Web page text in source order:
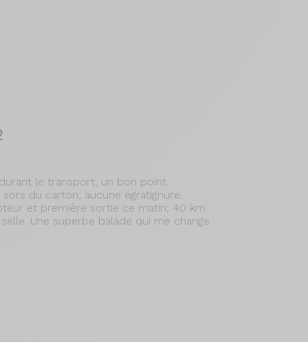
le transport, un bon point.
du carton, aucune égratignure.
et première sortie ce matin; 40 km
Une superbe balade qui me change